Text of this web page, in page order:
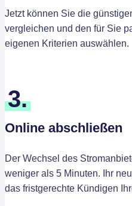
Jetzt können Sie die
vergleichen und den für Sie
eigenen Kriterien auswählen.
3.
Online abschließen
Der Wechsel des
weniger als 5 Minuten. Ihr
das fristgerechte Kündigen